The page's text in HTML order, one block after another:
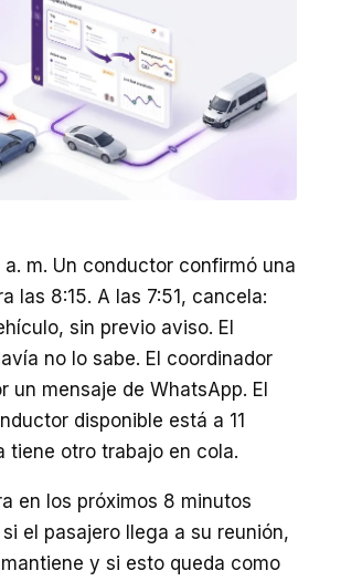
a. m. Un conductor confirmó una
las 8:15. A las 7:51, cancela:
sin previo aviso. El
no lo sabe. El coordinador
un mensaje de WhatsApp. El
disponible está a 11
tiene otro trabajo en cola.
en los próximos 8 minutos
el pasajero llega a su reunión,
y si esto queda como